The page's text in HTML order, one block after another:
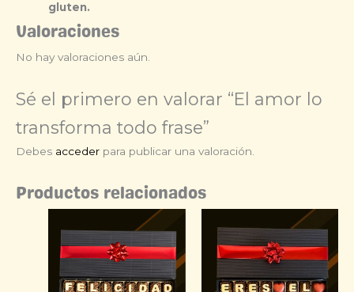
gluten.
Valoraciones
No hay valoraciones aún.
Sé el primero en valorar “El amor lo
transforma todo frase”
Debes acceder para publicar una valoración.
Productos relacionados